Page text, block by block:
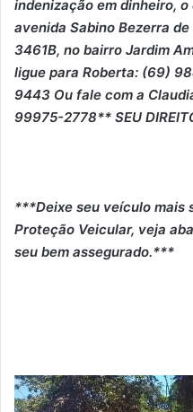
indenização em dinheiro,
avenida Sabino Bezerra
3461B, no bairro Jardim
ligue para Roberta: (69)
9443 Ou fale com a
99975-2778** SEU
***Deixe seu veículo mais
Proteção Veicular, veja
seu bem assegurado.***